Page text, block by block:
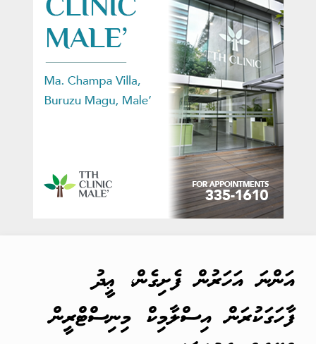
އަންނަ އަހަރުން ފެށިގެން، ޢީދު
ފާހަގަކުރަން އިސްލާމިކް މިނިސްޓްރީން